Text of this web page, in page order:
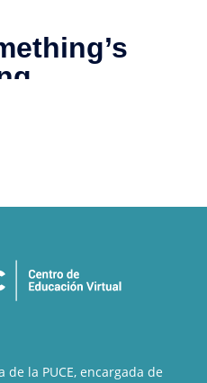
la PUCE, encargada de